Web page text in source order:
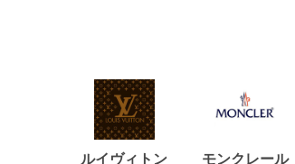
ルイヴィトン
モンクレール